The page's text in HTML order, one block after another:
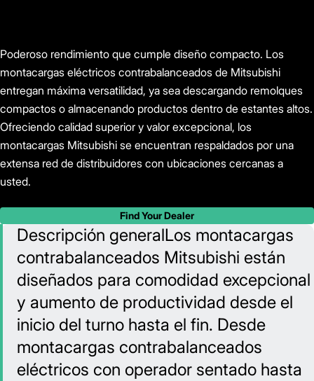
Poderoso rendimiento que cumple diseño compacto. Los
montacargas eléctricos contrabalanceados de Mitsubishi
entregan máxima versatilidad, ya sea descargando remolques
compactos o almacenando productos dentro de estantes altos.
Ofreciendo calidad superior y valor excepcional, los
montacargas Mitsubishi se encuentran respaldados por una
extensa red de distribuidores con ubicaciones cercanas a
usted.
Find Your Dealer
Descripción generalLos montacargas
contrabalanceados Mitsubishi están
diseñados para comodidad excepcional
y aumento de productividad desde el
inicio del turno hasta el fin. Desde
montacargas contrabalanceados
eléctricos con operador sentado hasta